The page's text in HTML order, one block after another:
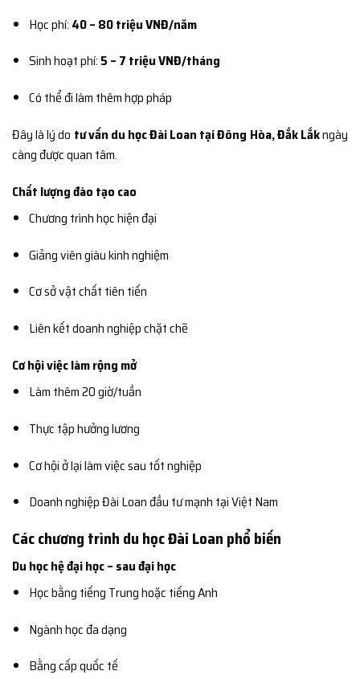
Học phí: 40 – 80 triệu VNĐ/năm
Sinh hoạt phí: 5 – 7 triệu VNĐ/tháng
Có thể đi làm thêm hợp pháp
Đây là lý do tư vấn du học Đài Loan tại Đông Hòa, Đắk Lắkngày
càng được quan tâm.
Chất lượng đào tạo cao
Chương trình học hiện đại
Giảng viên giàu kinh nghiệm
Cơ sở vật chất tiên tiến
Liên kết doanh nghiệp chặt chẽ
Cơ hội việc làm rộng mở
Làm thêm 20 giờ/tuần
Thực tập hưởng lương
Cơ hội ở lại làm việc sau tốt nghiệp
Doanh nghiệp Đài Loan đầu tư mạnh tại Việt Nam
Các chương trình du học Đài Loan phổ biến
Du học hệ đại học – sau đại học
Học bằng tiếng Trung hoặc tiếng Anh
Ngành học đa dạng
Bằng cấp quốc tế